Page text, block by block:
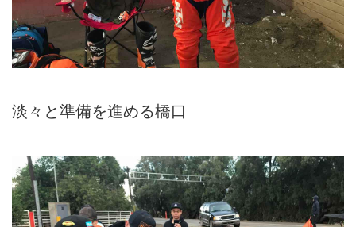
淡々と準備を進める橋口